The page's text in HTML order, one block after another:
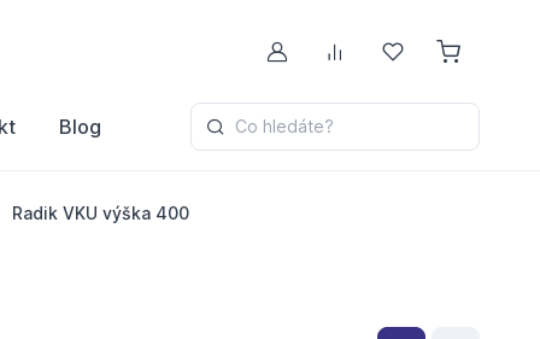
Můj účetPorovnávání
Oblíbené
Blog Co hledáte?
Radik VKU výška 400